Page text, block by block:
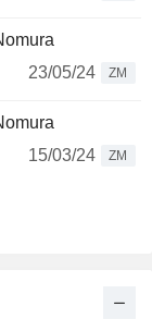
23/05/24
ZM
15/03/24
ZM